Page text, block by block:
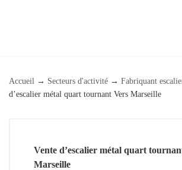
Accueil → Secteurs d'activité → Fabriquant
d’escalier métal quart tournant Vers Marseille
Vente d’escalier métal quart
Marseille